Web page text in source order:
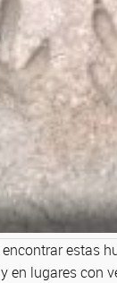
estas
en lugares con